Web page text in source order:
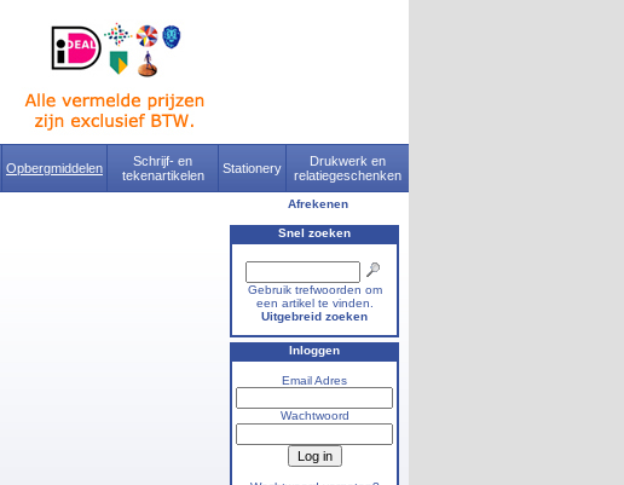
Opbergmiddelen
Schrijf- en
tekenartikelen
Stationery
Drukwerk en
relatiegeschenken
Afrekenen
Snel zoeken
Gebruik trefwoorden om
een artikel te vinden.
Uitgebreid zoeken
Inloggen
Email Adres
Wachtwoord